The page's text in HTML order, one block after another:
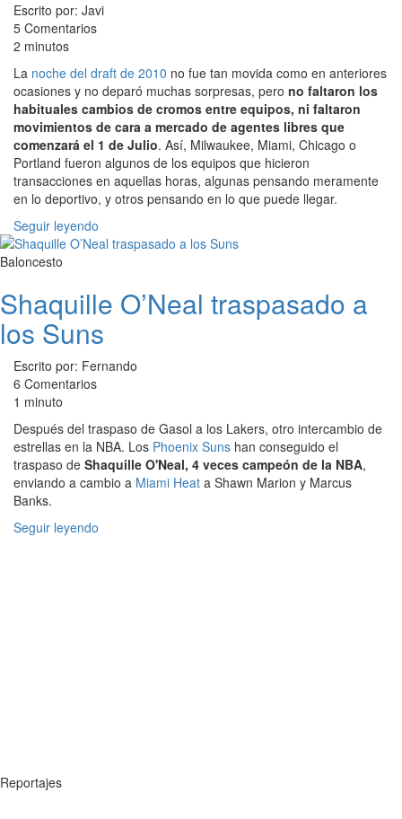
Escrito por: Javi
5 Comentarios
2 minutos
La noche del draft de 2010 no fue tan movida como en anteriores
ocasiones y no deparó muchas sorpresas, pero no faltaron los
habituales cambios de cromos entre equipos, ni faltaron
movimientos de cara a mercado de agentes libres que
comenzará el 1 de Julio. Así, Milwaukee, Miami, Chicago o
Portland fueron algunos de los equipos que hicieron
transacciones en aquellas horas, algunas pensando meramente
en lo deportivo, y otros pensando en lo que puede llegar.
Seguir leyendo
Baloncesto
Shaquille O’Neal traspasado a
los Suns
Escrito por: Fernando
6 Comentarios
1 minuto
Después del traspaso de Gasol a los Lakers, otro intercambio de
estrellas en la NBA. Los Phoenix Suns han conseguido el
traspaso de Shaquille O'Neal, 4 veces campeón de la NBA,
enviando a cambio a Miami Heat a Shawn Marion y Marcus
Banks.
Seguir leyendo
Reportajes